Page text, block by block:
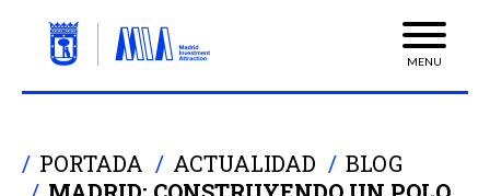
MENU
PORTADA ACTUALIDAD
BLOG